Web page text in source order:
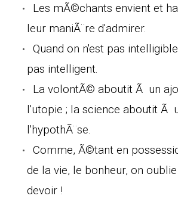
Les mÃ©chants envient et
leur maniÃ¨re d'admirer.
Quand on n'est pas
pas intelligent.
La volontÃ© aboutit Ã un
l'utopie ; la science aboutit Ã
l'hypothÃ¨se.
Comme, Ã©tant en
de la vie, le bonheur, on
devoir !